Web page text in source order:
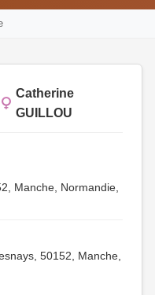
Catherine
GUILLOU
Manche, Normandie,
50152, Manche,